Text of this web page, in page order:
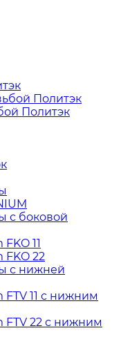
Политэк
Политэк
с боковой
11
22
с нижней
11 с нижним
FTV 22 с нижним